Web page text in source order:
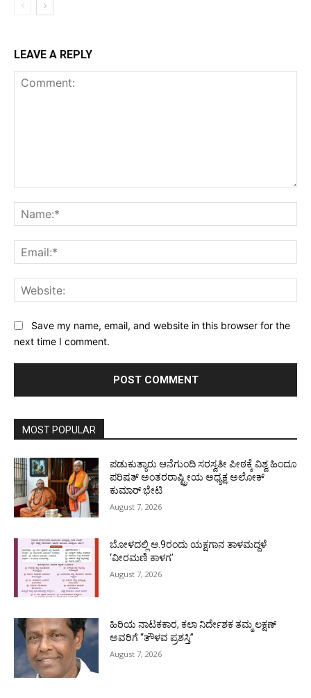
LEAVE A REPLY
Save my name, email, and website in this browser for the
next time I comment.
MOST POPULAR
ಪಡುಕುತ್ಯಾರು ಆನೆಗುಂದಿ ಸರಸ್ವತೀ ಪೀಠಕ್ಕೆ ವಿಶ್ವ ಹಿಂದೂ
ಪರಿಷತ್ ಅಂತರರಾಷ್ಟ್ರೀಯ ಅಧ್ಯಕ್ಷ ಅಲೋಕ್
ಕುಮಾರ್ ಭೇಟಿ
August 7, 2026
ಬೋಳದಲ್ಲಿ ಆ.9ರಂದು ಯಕ್ಷಗಾನ ತಾಳಮದ್ದಳೆ
‘ವೀರಮಣಿ ಕಾಳಗ’
August 7, 2026
ಹಿರಿಯ ನಾಟಕಕಾರ, ಕಲಾ ನಿರ್ದೇಶಕ ತಮ್ಮ ಲಕ್ಷಣ್
ಅವರಿಗೆ “ತೌಳವ ಪ್ರಶಸ್ತಿ”
August 7, 2026